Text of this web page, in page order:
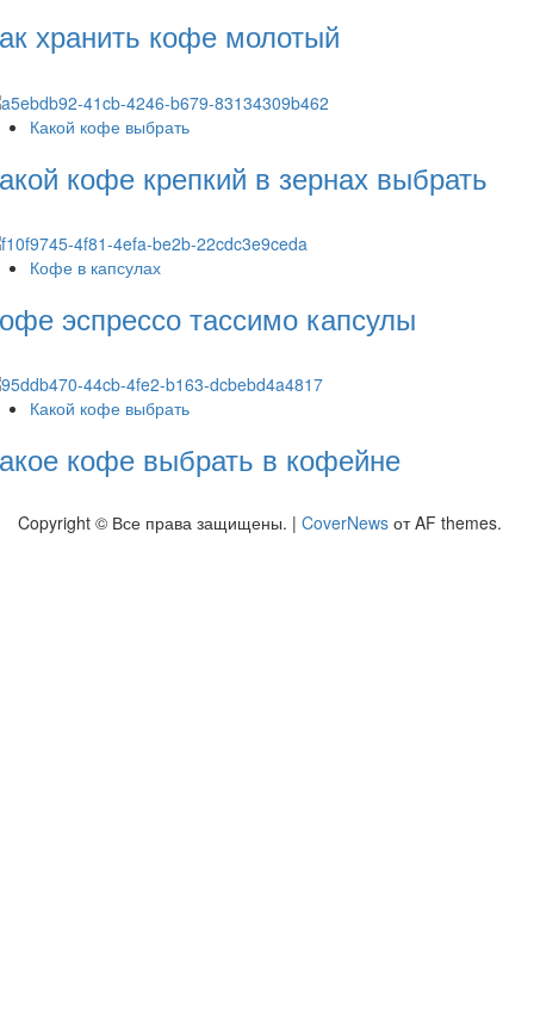
хранить кофе молотый
Какой кофе выбрать
кофе крепкий в зернах выбрать
Кофе в капсулах
эспрессо тассимо капсулы
Какой кофе выбрать
кофе выбрать в кофейне
Copyright © Все права защищены. | CoverNews от AF themes.